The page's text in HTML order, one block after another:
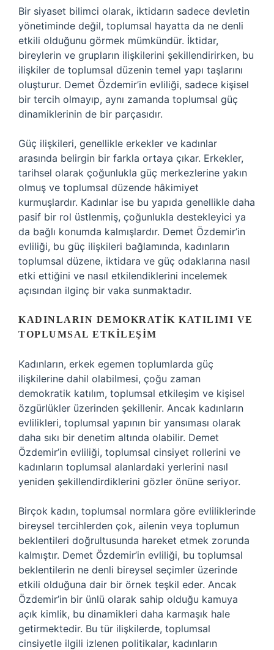
Bir siyaset bilimci olarak, iktidarın sadece devletin
yönetiminde değil, toplumsal hayatta da ne denli
etkili olduğunu görmek mümkündür. İktidar,
bireylerin ve grupların ilişkilerini şekillendirirken, bu
ilişkiler de toplumsal düzenin temel yapı taşlarını
oluşturur. Demet Özdemir’in evliliği, sadece kişisel
bir tercih olmayıp, aynı zamanda toplumsal güç
dinamiklerinin de bir parçasıdır.
Güç ilişkileri, genellikle erkekler ve kadınlar
arasında belirgin bir farkla ortaya çıkar. Erkekler,
tarihsel olarak çoğunlukla güç merkezlerine yakın
olmuş ve toplumsal düzende hâkimiyet
kurmuşlardır. Kadınlar ise bu yapıda genellikle daha
pasif bir rol üstlenmiş, çoğunlukla destekleyici ya
da bağlı konumda kalmışlardır. Demet Özdemir’in
evliliği, bu güç ilişkileri bağlamında, kadınların
toplumsal düzene, iktidara ve güç odaklarına nasıl
etki ettiğini ve nasıl etkilendiklerini incelemek
açısından ilginç bir vaka sunmaktadır.
KADINLARIN DEMOKRATIK KATILIMI VE
TOPLUMSAL ETKILEŞIM
Kadınların, erkek egemen toplumlarda güç
ilişkilerine dahil olabilmesi, çoğu zaman
demokratik katılım, toplumsal etkileşim ve kişisel
özgürlükler üzerinden şekillenir. Ancak kadınların
evlilikleri, toplumsal yapının bir yansıması olarak
daha sıkı bir denetim altında olabilir. Demet
Özdemir’in evliliği, toplumsal cinsiyet rollerini ve
kadınların toplumsal alanlardaki yerlerini nasıl
yeniden şekillendirdiklerini gözler önüne seriyor.
Birçok kadın, toplumsal normlara göre evliliklerinde
bireysel tercihlerden çok, ailenin veya toplumun
beklentileri doğrultusunda hareket etmek zorunda
kalmıştır. Demet Özdemir’in evliliği, bu toplumsal
beklentilerin ne denli bireysel seçimler üzerinde
etkili olduğuna dair bir örnek teşkil eder. Ancak
Özdemir’in bir ünlü olarak sahip olduğu kamuya
açık kimlik, bu dinamikleri daha karmaşık hale
getirmektedir. Bu tür ilişkilerde, toplumsal
cinsiyetle ilgili izlenen politikalar, kadınların